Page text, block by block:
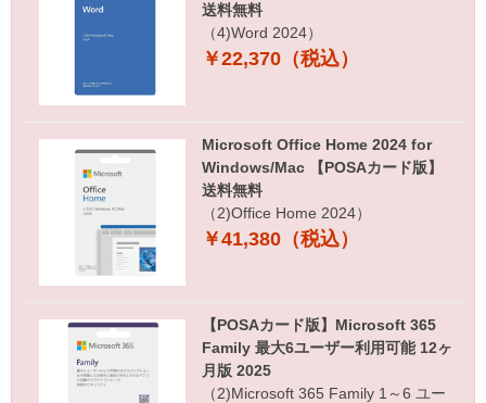
送料無料
（4)Word 2024）
￥22,370（税込）
Microsoft Office Home 2024 for
Windows/Mac 【POSAカード版】
送料無料
（2)Office Home 2024）
￥41,380（税込）
【POSAカード版】Microsoft 365
Family 最大6ユーザー利用可能 12ヶ
月版 2025
（2)Microsoft 365 Family 1～6 ユー